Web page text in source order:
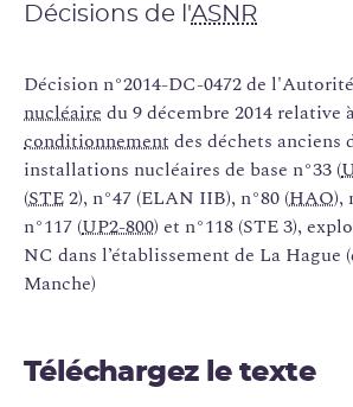
Décisions de l'ASNR
Décision n°2014-DC-0472 de
nucléaire du 9 décembre 2014 relative
conditionnement des déchets anciens
installations nucléaires de base n°33 (
(STE2), n°47 (ELAN IIB), n°80 (HAO),
n°117 (UP2-800) et n°118 (STE 3),
NC dans l’établissement de La Hague
Manche)
Téléchargez le texte